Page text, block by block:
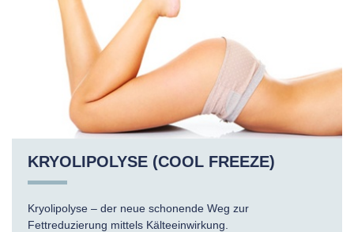
KRYOLIPOLYSE (COOL FREEZE)
Kryolipolyse – der neue schonende Weg zur
Fettreduzierung mittels Kälteeinwirkung.